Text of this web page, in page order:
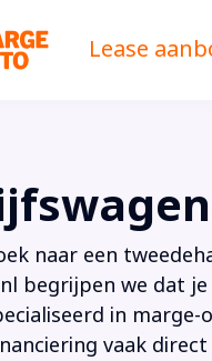
Lease
naar een
begrijpen we dat
in
vaak